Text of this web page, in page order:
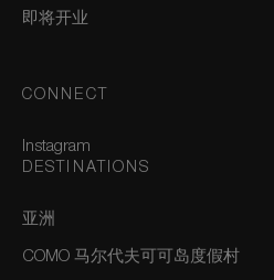
即将开业
CONNECT
Instagram
DESTINATIONS
亚洲
COMO 马尔代夫可可岛度假村